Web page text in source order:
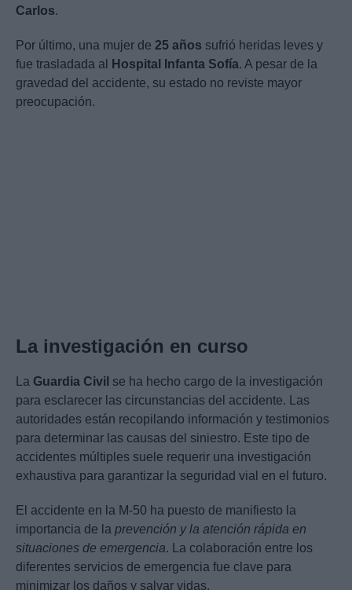
Carlos.
Por último, una mujer de 25 años sufrió heridas leves y
fue trasladada al
Hospital Infanta Sofía. A pesar de la
gravedad del accidente, su estado no reviste mayor
preocupación.
La investigación en curso
La Guardia Civil se ha hecho cargo de la investigación
para esclarecer las circunstancias del accidente. Las
autoridades están recopilando información y testimonios
para determinar las causas del siniestro. Este tipo de
accidentes múltiples suele requerir una investigación
exhaustiva para garantizar la seguridad vial en el futuro.
El accidente en la M-50 ha puesto de manifiesto la
importancia de la prevención y la atención rápida en
situaciones de emergencia. La colaboración entre los
diferentes servicios de emergencia fue clave para
minimizar los daños y salvar vidas.